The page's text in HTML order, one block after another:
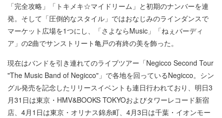
「完全攻略」「トキメキ☆マイドリーム」と初期のナンバーを連
発。そして「圧倒的なスタイル」ではおなじみのラインダンスで
マーケット広場を1つにし、「さよならMusic」「ねぇバーディ
ア」の2曲でサンストリート亀戸の有終の美を飾った。
現在はバンドを引き連れてのライブツアー「Negicco Second Tour
"The Music Band of Negicco"」で各地を回っているNegicco。シン
グル発売を記念したリリースイベントも連日行われており、明日3
月31日は東京・HMV&BOOKS TOKYOおよびタワーレコード新宿
店、4月1日は東京・オリナス錦糸町、4月3日は千葉・イオンモー